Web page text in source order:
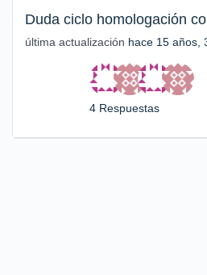
Duda ciclo homologación
última actualización hace 15 años,
4 Respuestas